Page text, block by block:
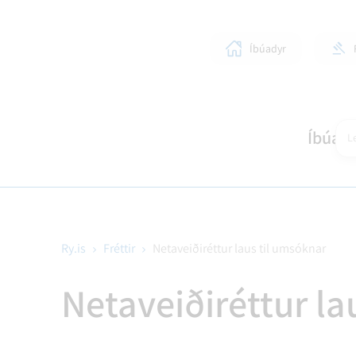
Íbúar
Íbúadyr
Ry.is Fréttir Netaveiðiréttur laus til umsóknar
Netaveiðiréttur